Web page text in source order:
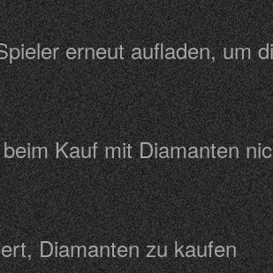
erneut aufladen,
Kauf mit Diamanten
Diamanten zu kaufen